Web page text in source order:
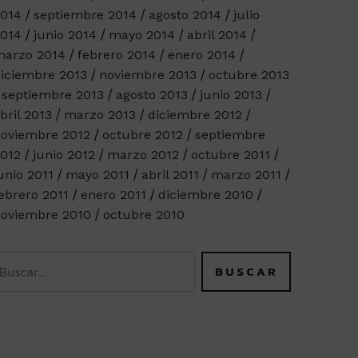
septiembre 2014 agosto 2014
julio
junio 2014 mayo 2014
abril 2014
2014
febrero 2014
enero 2014
2013
noviembre 2013
octubre 2013
septiembre 2013
agosto 2013
junio 2013
2013
marzo 2013
diciembre 2012
2012
octubre 2012
septiembre
junio 2012 marzo 2012
octubre 2011
2011
mayo 2011 abril 2011
marzo 2011
2011
enero 2011
diciembre 2010
2010
octubre 2010